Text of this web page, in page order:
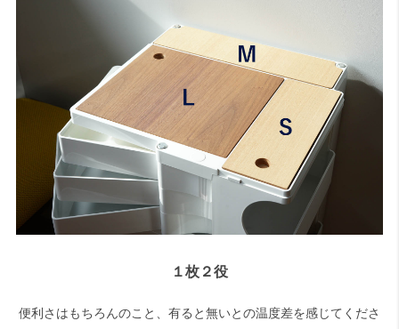
１枚２役
便利さはもちろんのこと、有ると無いとの温度差を感じてくださ